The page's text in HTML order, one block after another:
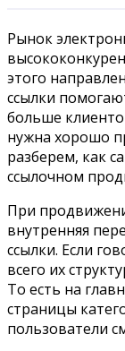
Рынок
этого
ссылки
больше
нужна хорошо
разберем, как
ссылочном
При
внутренняя
ссылки. Если
всего их
То есть на
страницы
пользователи